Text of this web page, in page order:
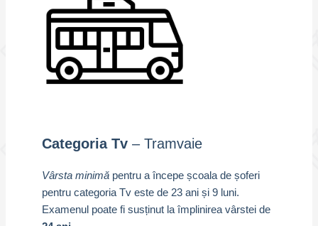
Categoria Tv– Tramvaie
Vârsta minimă pentru a începe școala de șoferi
pentru categoria Tv este de 23 ani și 9 luni.
Examenul poate fi susținut la împlinirea vârstei de